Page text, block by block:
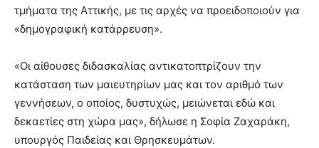
τμήματα της Αττικής, με τις αρχές να προειδοποιούν για
«δημογραφική κατάρρευση».
«Οι αίθουσες διδασκαλίας αντικατοπτρίζουν την
κατάσταση των μαιευτηρίων μας και τον αριθμό των
γεννήσεων, ο οποίος, δυστυχώς, μειώνεται εδώ και
δεκαετίες στη χώρα μας», δήλωσε η Σοφία Ζαχαράκη,
υπουργός Παιδείας και Θρησκευμάτων.